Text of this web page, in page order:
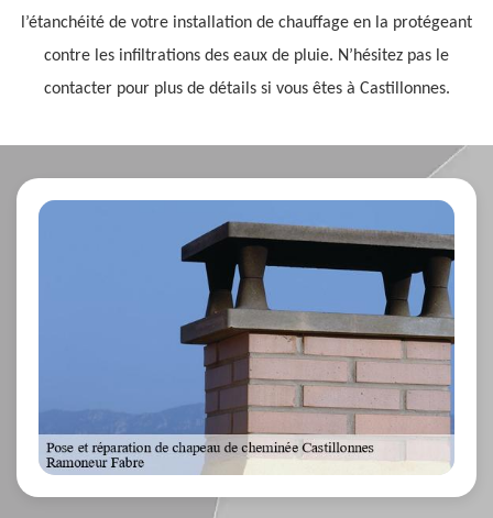
l’étanchéité de votre installation de chauffage en la protégeant
contre les infiltrations des eaux de pluie. N’hésitez pas le
contacter pour plus de détails si vous êtes à Castillonnes.